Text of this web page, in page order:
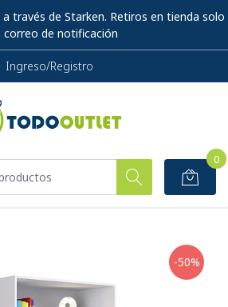
través de Starken. Retiros en tienda solo
correo de notificación
Ingreso/Registro
0
-50%